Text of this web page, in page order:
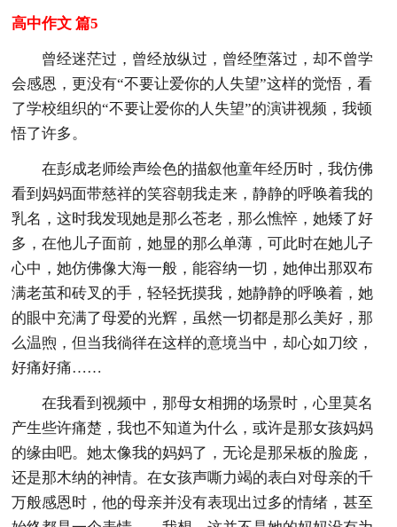
高中作文 篇5
曾经迷茫过，曾经放纵过，曾经堕落过，却不曾学
会感恩，更没有“不要让爱你的人失望”这样的觉悟，看
了学校组织的“不要让爱你的人失望”的演讲视频，我顿
悟了许多。
在彭成老师绘声绘色的描叙他童年经历时，我仿佛
看到妈妈面带慈祥的笑容朝我走来，静静的呼唤着我的
乳名，这时我发现她是那么苍老，那么憔悴，她矮了好
多，在他儿子面前，她显的那么单薄，可此时在她儿子
心中，她仿佛像大海一般，能容纳一切，她伸出那双布
满老茧和砖叉的手，轻轻抚摸我，她静静的呼唤着，她
的眼中充满了母爱的光辉，虽然一切都是那么美好，那
么温煦，但当我徜徉在这样的意境当中，却心如刀绞，
好痛好痛……
在我看到视频中，那母女相拥的场景时，心里莫名
产生些许痛楚，我也不知道为什么，或许是那女孩妈妈
的缘由吧。她太像我的妈妈了，无论是那呆板的脸庞，
还是那木纳的神情。在女孩声嘶力竭的表白对母亲的千
万般感恩时，他的母亲并没有表现出过多的情绪，甚至